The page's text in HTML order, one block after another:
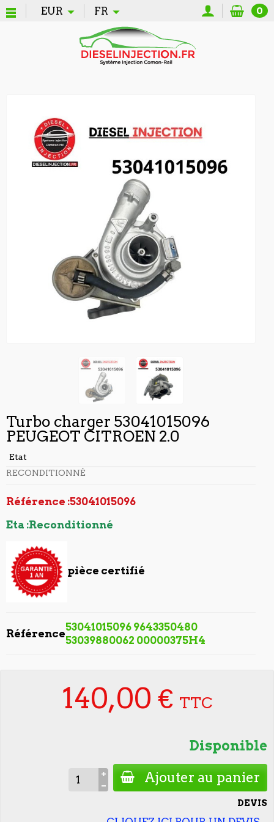
EUR FR 0
Turbo charger 53041015096
PEUGEOT CITROEN 2.0
Etat
RECONDITIONNÉ
Référence :53041015096
Eta :Reconditionné
pièce certifié
Référence
53041015096 9643350480
53039880062 00000375H4
140,00 € TTC
Disponible
Ajouter au panier
DEVIS